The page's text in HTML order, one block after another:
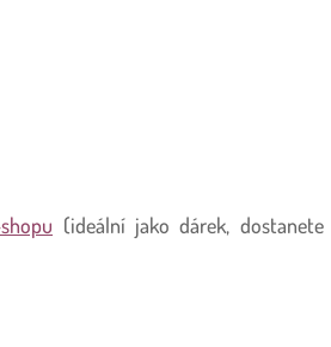
(ideální jako dárek,